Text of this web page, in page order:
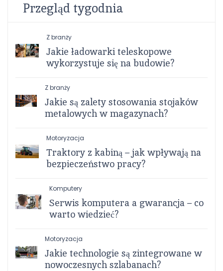
Przegląd tygodnia
Z branży
Jakie ładowarki teleskopowe
wykorzystuje się na budowie?
Z branży
Jakie są zalety stosowania stojaków
metalowych w magazynach?
Motoryzacja
Traktory z kabiną – jak wpływają na
bezpieczeństwo pracy?
Komputery
Serwis komputera a gwarancja – co
warto wiedzieć?
Motoryzacja
Jakie technologie są zintegrowane w
nowoczesnych szlabanach?